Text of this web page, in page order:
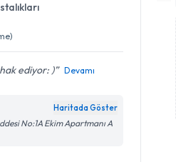
ediyor: ) Devamı
Haritada Göster
No:1A Ekim Apartmanı A